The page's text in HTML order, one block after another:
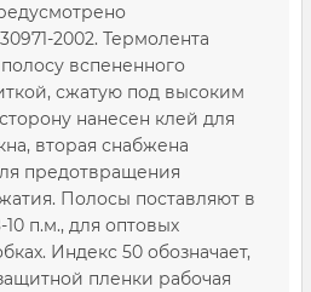
2002. Термолента
вспененного
сжатую под высоким
нанесен клей для
вторая снабжена
предотвращения
Полосы поставляют в
п.м., для оптовых
Индекс 50 обозначает,
пленки рабочая